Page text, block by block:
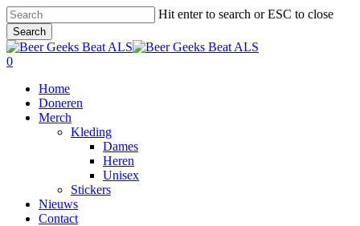
Skip
to
main
content
Hit enter to search or ESC to close
Search
Close
Search
0
Home
Doneren
Merch
Kleding
Dames
Heren
Unisex
Stickers
Nieuws
Contact